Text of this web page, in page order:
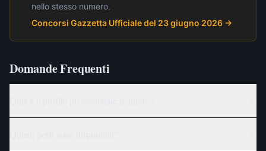
nello stesso numero.
Concorsi Gazzetta Ufficiale del 23 giugno 2026 →
Domande Frequenti